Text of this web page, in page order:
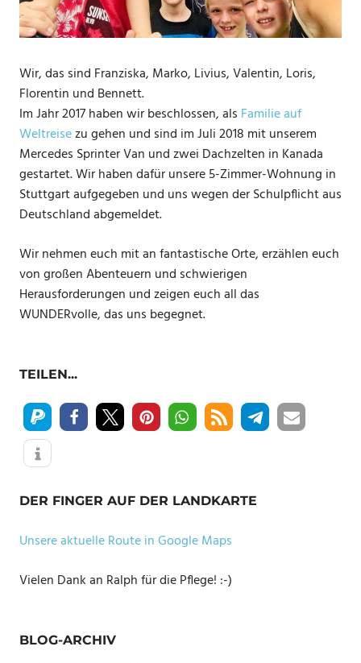
Wir, das sind Franziska, Marko, Livius, Valentin, Loris,
Florentin und Bennett.
Im Jahr 2017 haben wir beschlossen, als Familie auf
Weltreisezu gehen und sind im Juli 2018 mit unserem
Mercedes Sprinter Van und zwei Dachzelten in Kanada
gestartet. Wir haben dafür unsere 5-Zimmer-Wohnung in
Stuttgart aufgegeben und uns wegen der Schulpflicht aus
Deutschland abgemeldet.
Wir nehmen euch mit an fantastische Orte, erzählen euch
von großen Abenteuern und schwierigen
Herausforderungen und zeigen euch all das
WUNDERvolle, das uns begegnet.
TEILEN...
DER FINGER AUF DER LANDKARTE
Unsere aktuelle Route in Google Maps
Vielen Dank an Ralph für die Pflege! :-)
BLOG-ARCHIV